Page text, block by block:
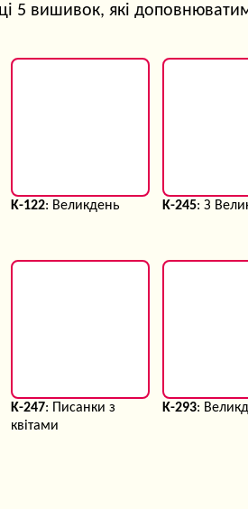
5 вишивок, які
K-122: Великдень K-245: З
K-247: Писанки з
квітами
K-293: